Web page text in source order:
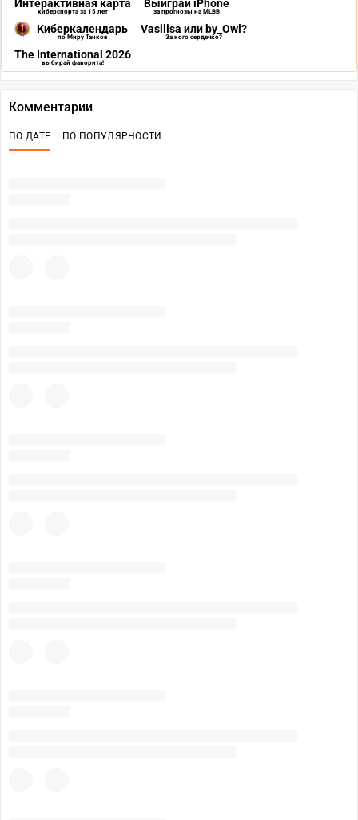
Интерактивная карта
киберспорта за 15 лет
Выиграй iPhone
за прогнозы на MLBB
Киберкалендарь
по Миру Танков
Vasilisa или by_Owl?
За кого сердечко?
The International 2026
выбирай фаворита!
Комментарии
ПО ДАТЕ ПО ПОПУЛЯРНОСТИ